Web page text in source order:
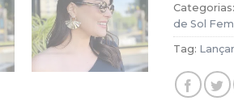
Categorias:
de Sol
Tag: